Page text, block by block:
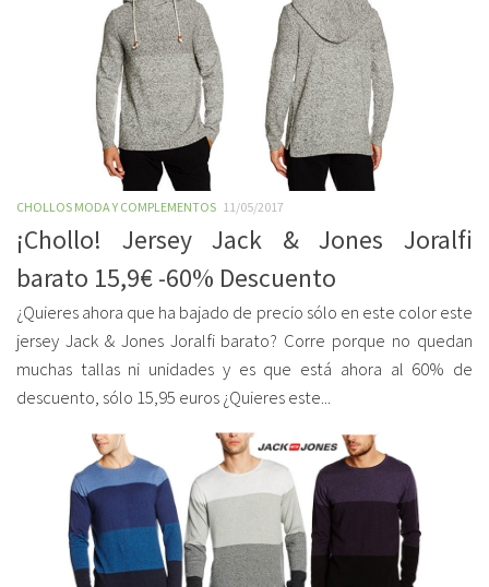
CHOLLOS MODA Y COMPLEMENTOS 11/05/2017
¡Chollo! Jersey Jack & Jones Joralfi
barato 15,9€ -60% Descuento
¿Quieres ahora que ha bajado de precio sólo en este color este
jersey Jack & Jones Joralfi barato? Corre porque no quedan
muchas tallas ni unidades y es que está ahora al 60% de
descuento, sólo 15,95 euros ¿Quieres este...